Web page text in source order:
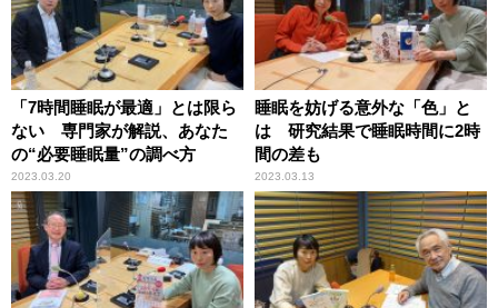
「7時間睡眠が最適」とは限ら
ない 専門家が解説、あなた
の“必要睡眠量”の調べ方
2023.03.20
睡眠を妨げる意外な「色」と
は 研究結果で睡眠時間に2時
間の差も
2023.03.13